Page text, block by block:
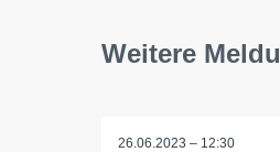
Weitere
26.06.2023 – 12:30